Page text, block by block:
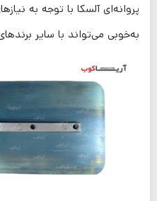
پروانه‌ای آلسکا با توجه به
به‌خوبی می‌تواند با سایر